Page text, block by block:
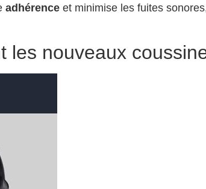
adhérence et minimise les fuites
les nouveaux